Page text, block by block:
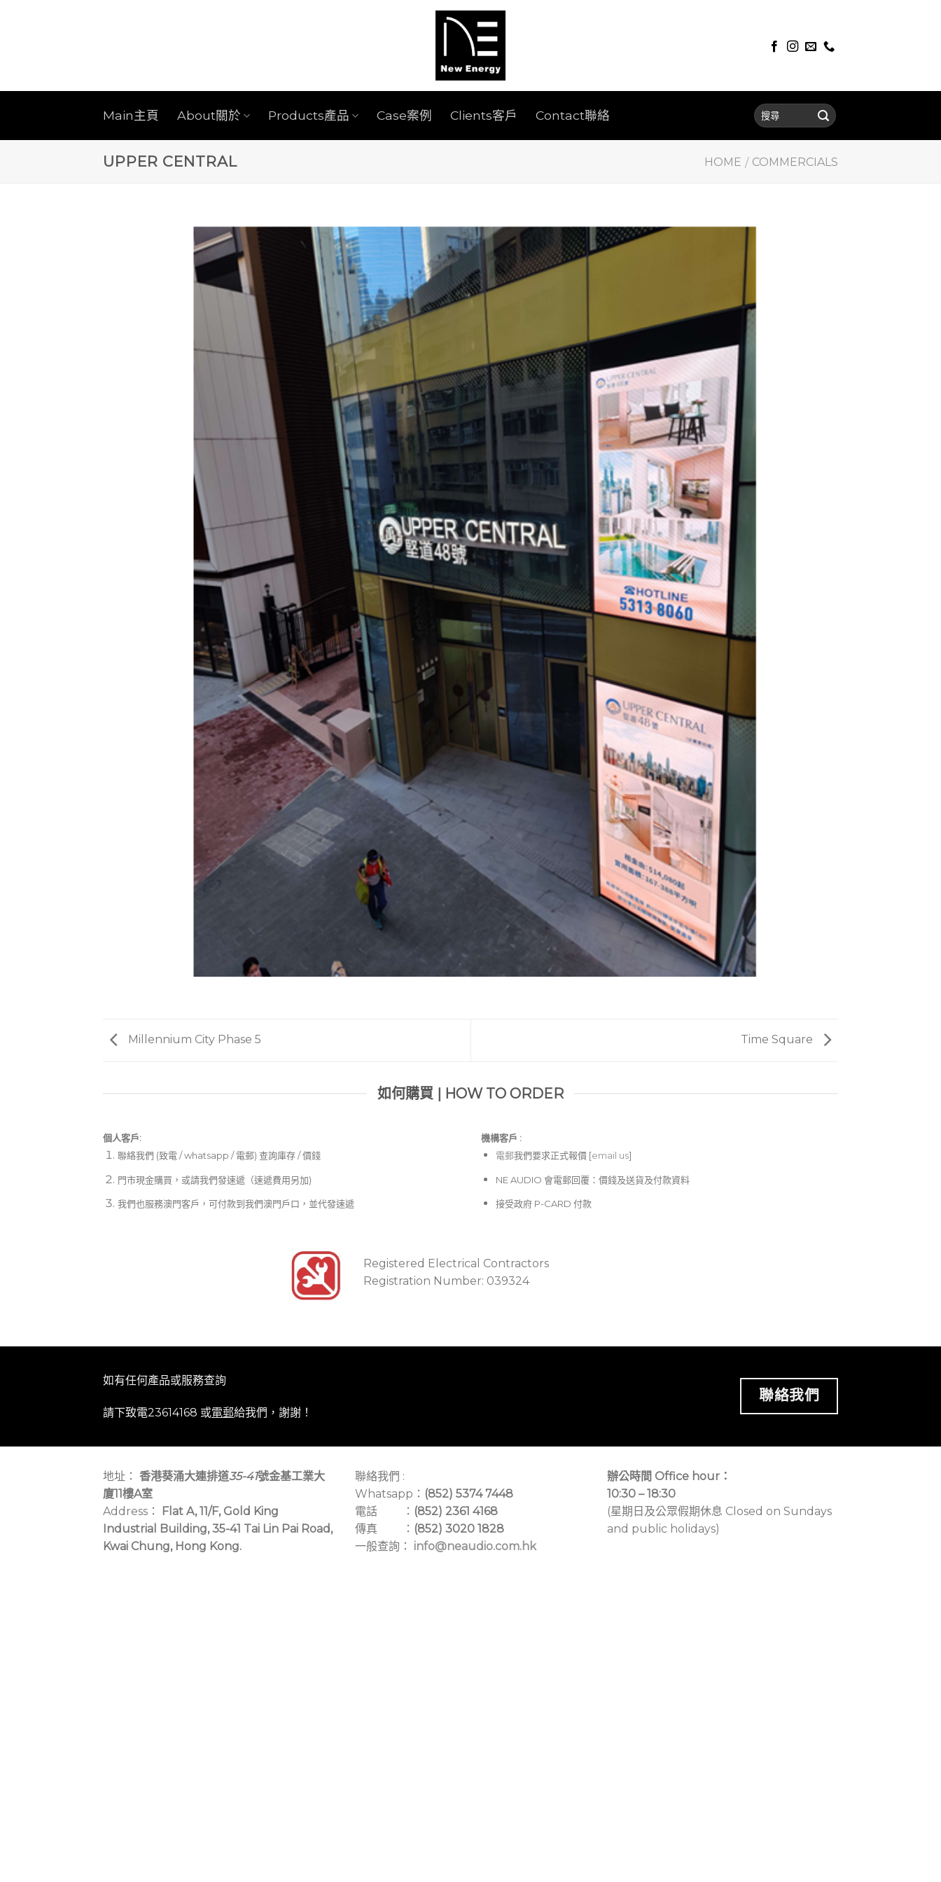
Main主頁 About關於 Products產品 Case案例 Clients客戶 Contact聯絡
UPPER CENTRAL HOME / COMMERCIALS
Millennium City Phase 5 Time Square
如何購買 | HOW TO ORDER
個人客戶:
聯絡我們 (致電 / whatsapp / 電郵) 查詢庫存 / 價錢
門市現金購買，或請我們發速遞（速遞費用另加)
我們也服務澳門客戶，可付款到我們澳門戶口，並代發速遞
機構客戶 :​
電郵我們要求正式報價 [email us]
NE AUDIO 會電郵回覆：價錢及送貨及付款資料
接受政府 P-CARD 付款
Registered Electrical Contractors
Registration Number: 039324
如有任何產品或服務查詢
請下致電23614168 或電郵給我們，謝謝！
聯絡我們
地址： 香港葵涌大連排道35-41號金基工業大
廈11樓A室
Address：
Flat A, 11/F, Gold King
Industrial Building, 35-41 Tai Lin Pai Road,
Kwai Chung, Hong Kong.
聯絡我們 :
Whatsapp： (852) 5374 7448
電話 ： (852) 2361 4168
傳真 ： (852) 3020 1828
一般查詢： info@neaudio.com.hk
辦公時間 Office hour：
10:30 – 18:30
(星期日及公眾假期休息 Closed on Sundays
and public holidays)